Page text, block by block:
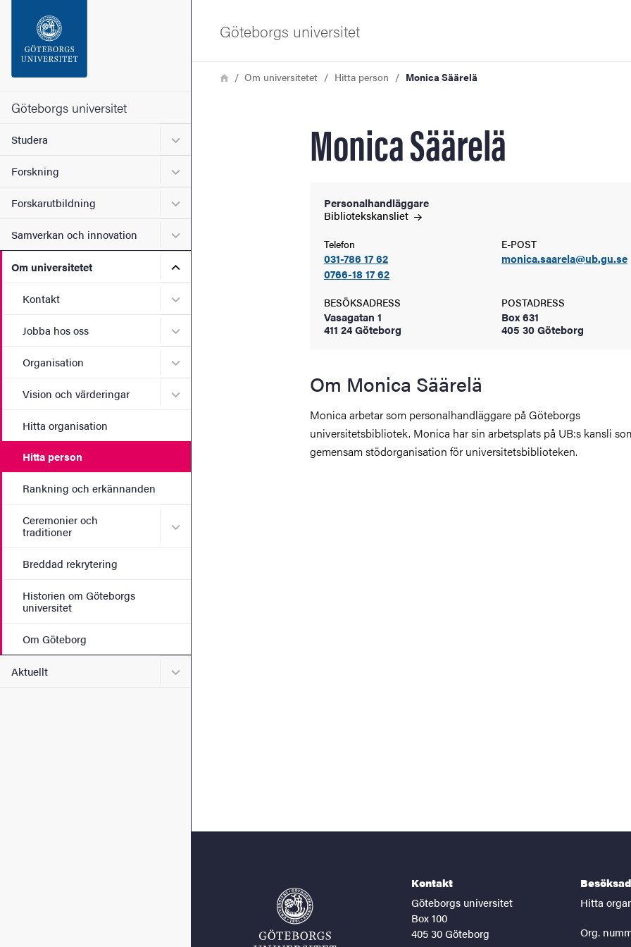
Sidfoten
Om webbplatsen
Göteborgs universitet
Studera Undermeny för Studera
Forskning Undermeny för Forskning
Forskarutbildning Undermeny för Forskarutbildning
Samverkan och innovation Undermeny för Samverkan och innovation
Om universitetet Undermeny för Om universitetet
Kontakt Undermeny för Kontakt
Jobba hos oss Undermeny för Jobba hos oss
Organisation Undermeny för Organisation
Vision och värderingar Undermeny för Vision och värderingar
Hitta organisation
Hitta person
Rankning och erkännanden
Ceremonier och
traditioner
Undermeny för Ceremonier och traditioner
Breddad rekrytering
Historien om Göteborgs
universitet
Om Göteborg
Aktuellt Undermeny för Aktuellt
Göteborgs universitet
LänkstigHemOm universitetet Hitta person Monica Säärelä
Monica Säärelä
Personalhandläggare
Bibliotekskansliet
Telefon
031-786 17 62
0766-18 17 62
E-POST
monica.saarela@ub.gu.se
BESÖKSADRESS
Vasagatan 1
411 24 Göteborg
POSTADRESS
Box 631
405 30 Göteborg
Om Monica Säärelä
Monica arbetar som personalhandläggare på Göteborgs
universitetsbibliotek. Monica har sin arbetsplats på UB:s kansli
gemensam stödorganisation för universitetsbiblioteken.
Kontakt
Göteborgs universitet
Box 100
405 30 Göteborg
Hitta
Org.